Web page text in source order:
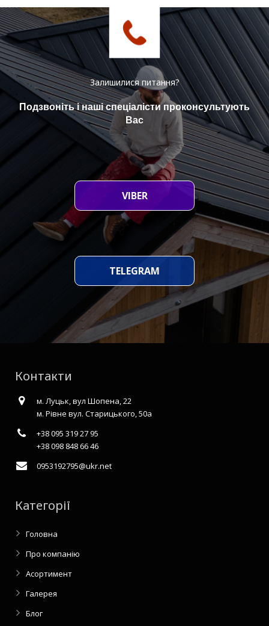
Залишилися питання?
Подзвоніть і наші спеціалісти проконсультують
Вас
VIBER
TELEGRAM
Контакти
м. Луцьк, вул Шопена, 22
м. Рівне вул. Старицького, 50а
+38 095 319 27 95
+38 098 848 66 46
0953192795@ukr.net
Категорії
Головна
Про компанію
Асортимент
Галерея
Блог